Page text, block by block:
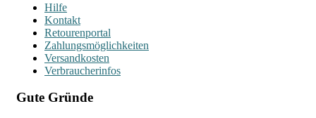
Hilfe
Kontakt
Retourenportal
Zahlungsmöglichkeiten
Versandkosten
Verbraucherinfos
Gute Gründe